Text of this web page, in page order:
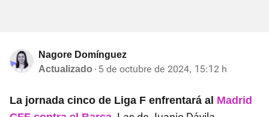
Nagore Domínguez
Actualizado
5 de octubre de 2024, 15:12 h
La jornada cinco de Liga F enfrentará al Madrid